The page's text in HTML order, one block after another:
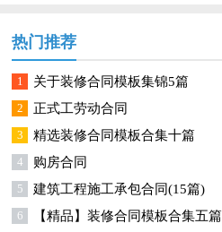
热门推荐
1 关于装修合同模板集锦5篇
2 正式工劳动合同
3 精选装修合同模板合集十篇
4 购房合同
5 建筑工程施工承包合同(15篇)
6 【精品】装修合同模板合集五篇